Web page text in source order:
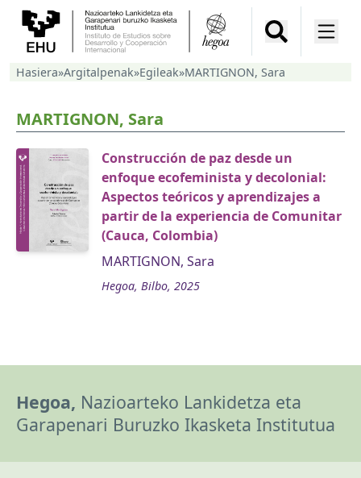
Hasiera»Argitalpenak»Egileak»MARTIGNON, Sara
MARTIGNON, Sara
Construcción de paz desde un
enfoque ecofeminista y decolonial:
Aspectos teóricos y aprendizajes a
partir de la experiencia de Comunitar
(Cauca, Colombia)
MARTIGNON, Sara
Hegoa, Bilbo, 2025
Hegoa, Nazioarteko Lankidetza eta
Garapenari Buruzko Ikasketa Institutua